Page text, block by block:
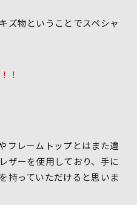
ズ物ということでスペシャ
！
フレームトップとはまた違
ザーを使用しており、手に
持っていただけると思いま